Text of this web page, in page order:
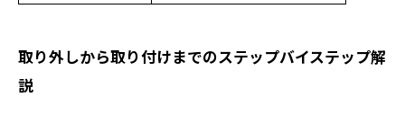
取り外しから取り付けまでのステップバイステップ解
説